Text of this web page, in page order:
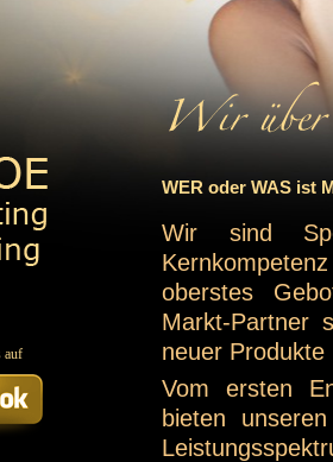
auf
WER oder WAS ist
Wir sind
oberstes
Markt-Partner
neuer
Vom ersten
bieten